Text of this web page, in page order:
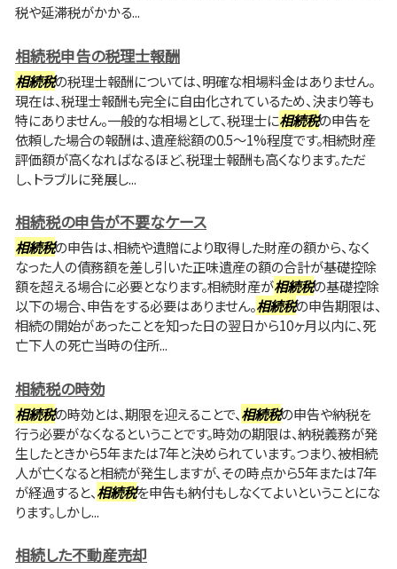
税や延滞税がかかる...
相続税申告の税理士報酬
相続税の税理士報酬については、明確な相場料金はありません。
現在は、税理士報酬も完全に自由化されているため、決まり等も
特にありません。一般的な相場として、税理士に相続税の申告を
依頼した場合の報酬は、遺産総額の0.5～1%程度です。相続財産
評価額が高くなればなるほど、税理士報酬も高くなります。ただ
し、トラブルに発展し...
相続税の申告が不要なケース
相続税の申告は、相続や遺贈により取得した財産の額から、なく
なった人の債務額を差し引いた正味遺産の額の合計が基礎控除
額を超える場合に必要となります。相続財産が相続税の基礎控除
以下の場合、申告をする必要はありません。相続税の申告期限は、
相続の開始があったことを知った日の翌日から10ヶ月以内に、死
亡下人の死亡当時の住所...
相続税の時効
相続税の時効とは、期限を迎えることで、相続税の申告や納税を
行う必要がなくなるということです。時効の期限は、納税義務が発
生したときから5年または7年と決められています。つまり、被相続
人が亡くなると相続が発生しますが、その時点から5年または7年
が経過すると、相続税を申告も納付もしなくてよいということにな
ります。しかし...
相続した不動産売却